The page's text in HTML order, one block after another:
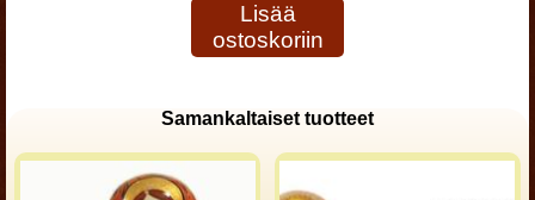
Lisää
ostoskoriin
Samankaltaiset tuotteet